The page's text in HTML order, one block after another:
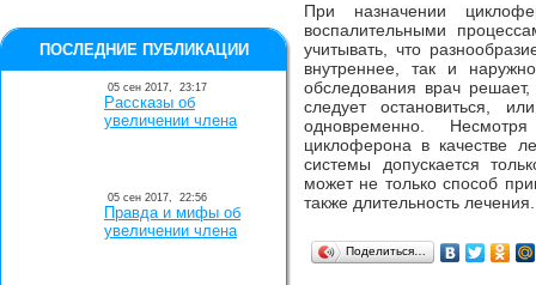
При назначении
воспалительными
учитывать, что
внутреннее, так и
обследования врач
следует остановиться,
одновременно.
циклоферона в качестве
системы допускается
может не только способ
также длительность лечения.
Поделиться…
ПОСЛЕДНИЕ ПУБЛИКАЦИИ
05 сен 2017, 23:17
Рассказы об
увеличении члена
05 сен 2017, 22:56
Правда и мифы об
увеличении члена